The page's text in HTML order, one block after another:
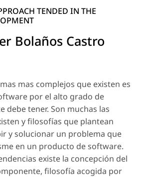
TENDED IN THE
Bolaños Castro
mas complejos que existen es
por el alto grado de
debe tener. Son muchas las
y filosofías que plantean
y solucionar un problema que
en un producto de software.
existe la concepción del
filosofía acogida por